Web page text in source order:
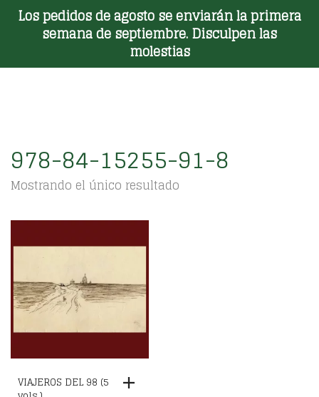
Los pedidos de agosto se enviarán la primera
semana de septiembre. Disculpen las
molestias
Toggle Menu
978-84-15255-91-8
Mostrando el único resultado
VIAJEROS DEL 98 (5